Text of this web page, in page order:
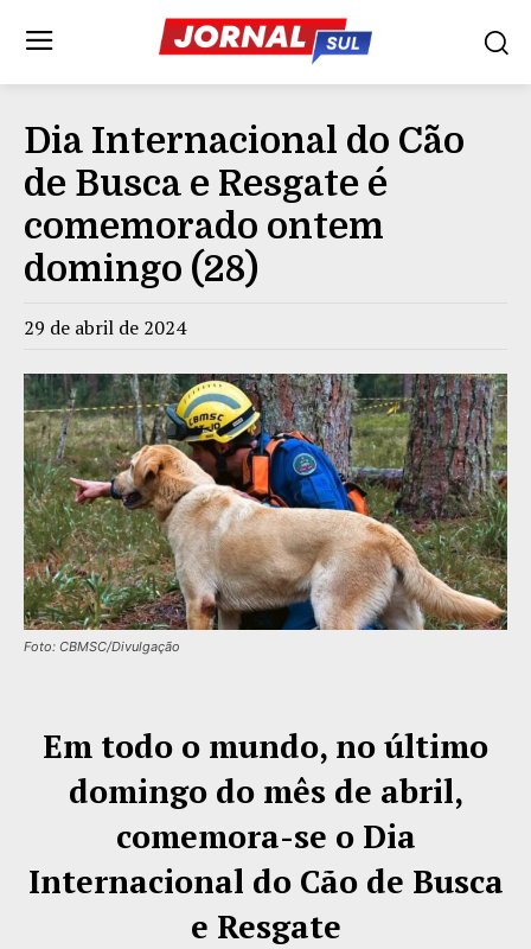
Dia Internacional do Cão
de Busca e Resgate é
comemorado ontem
domingo (28)
29 de abril de 2024
Foto: CBMSC/Divulgação
Em todo o mundo, no último
domingo do mês de abril,
comemora-se o Dia
Internacional do Cão de Busca
e Resgate